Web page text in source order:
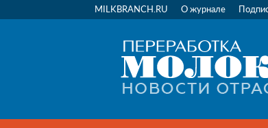
MILKBRANCH.RU О журнале
молока
|
Новости